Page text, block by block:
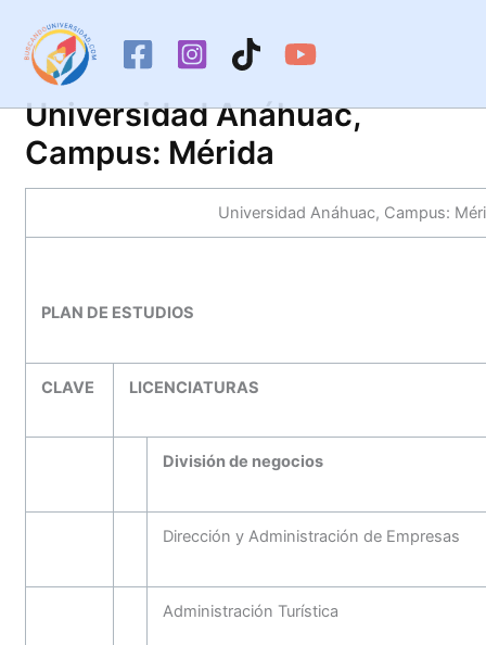
contenido
Universidad Anáhuac,
Campus: Mérida
Universidad Anáhuac, Campus:
PLAN DE ESTUDIOS
CLAVE LICENCIATURAS
División de negocios
Dirección y Administración de Empresas
Administración Turística